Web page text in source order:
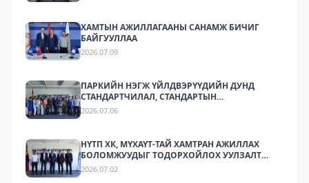
ХАМТЫН АЖИЛЛАГААНЫ САНАМЖ БИЧИГ
БАЙГУУЛЛАА
2026.07.09
ПАРКИЙН НЭГЖ ҮЙЛДВЭРҮҮДИЙН ДУНД
СТАНДАРТЧИЛАЛ, СТАНДАРТЫН
ХЭРЭГЖИЛТИЙН ТАЛААР СУРГАЛТ,
2026.07.06
НҮТП ХК, МҮХАҮТ-ТАЙ ХАМТРАН АЖИЛЛАХ
БОЛОМЖУУДЫГ ТОДОРХОЙЛОХ УУЛЗАЛТ
ЗОХИОН БАЙГУУЛАГДЛАА.
2026.07.02